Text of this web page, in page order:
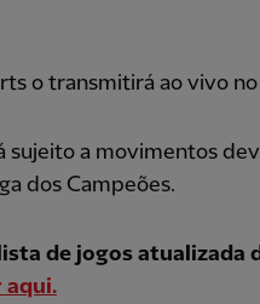
o transmitirá ao vivo
sujeito a movimentos
dos Campeões.
de jogos atualizada
aqui.